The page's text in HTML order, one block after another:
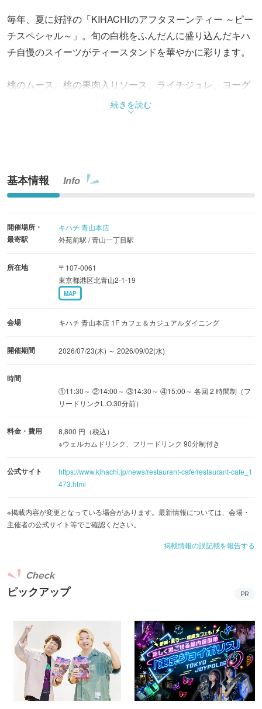
毎年、夏に好評の「KIHACHIのアフタヌーンティー ～ピー
チスペシャル～」。旬の白桃をふんだんに盛り込んだキハ
チ自慢のスイーツがティースタンドを華やかに彩ります。
桃のムース、桃の果肉入りソース、ライチジュレ、ヨーグ
ルトパンナコッタをグラスに重ねた「白桃のヴェリー
ヌ」、こだわり卵を使用した「白桃のプリン・ア・ラ・モ
ワインにあう「白桃のカプレーゼ」や「スモークした伊達
鶏とルッコラのサンド」などセイボリーも堪能できます。
フレッシュの白桃、サクサクと香ばしいパイ生地、クレー
ム・シャンティとディプロマットクリームを丁寧に重ねた
「KIHACHIの白桃パイ」も登場。アフタヌーンティーとと
もに桃づくしのティータイムを提案します。この機会に足
を運んでみてはいかがでしょうか。
～ウェルカムドリンク～
桃風味のスパークリングワイン または、桃のモクテル
～スイーツ＆セイボリー～
・白桃のヴェリーヌ
・白桃のプリン・ア・ラ・モード
・白桃ムースのタルト
・白桃を添えたチーズケーキ
・カヌレ
・白桃のクラムパイ
・ピーチジュレ
・スモークした伊達鶏とルッコラのサンド
・フライドポテト パルミジャーノ掛け
～フリードリンク90分制～
・赤ワイン
・白ワイン
・コーヒー
・紅茶
続きを読む
基本情報 Info
開催場所・
最寄駅
キハチ 青山本店
外苑前駅 / 青山一丁目駅
所在地
〒107-0061
東京都港区北青山2-1-19
MAP
会場 キハチ 青山本店 1F カフェ＆カジュアルダイニング
開催期間 2026/07/23(木) ～ 2026/09/02(水)
時間
①11:30～ ②14:00～ ③14:30～ ④15:00～ 各回 2 時間制（フ
リードリンクL.O.30分前）
料金・費用
8,800 円（税込）
※ウェルカムドリンク、フリードリンク 90分制付き
公式サイト
https://www.kihachi.jp/news/restaurant-cafe/restaurant-cafe_1
473.html
※掲載内容が変更となっている場合があります。最新情報については、会場・
主催者の公式サイト等でご確認ください。
掲載情報の誤記載を報告する
ピックアップ
Check
PR